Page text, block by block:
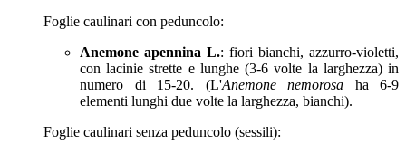
Foglie caulinari con peduncolo:
Anemone apennina L.: fiori bianchi, azzurro-violetti,
con lacinie strette e lunghe (3-6 volte la larghezza) in
numero di 15-20. (L'Anemone nemorosa ha 6-9
elementi lunghi due volte la larghezza, bianchi).
Foglie caulinari senza peduncolo (sessili):